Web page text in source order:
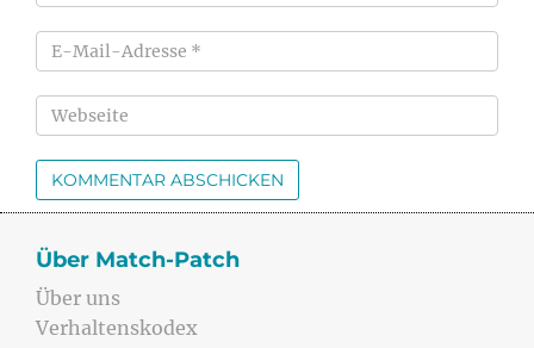
Über Match-Patch
Über uns
Verhaltenskodex